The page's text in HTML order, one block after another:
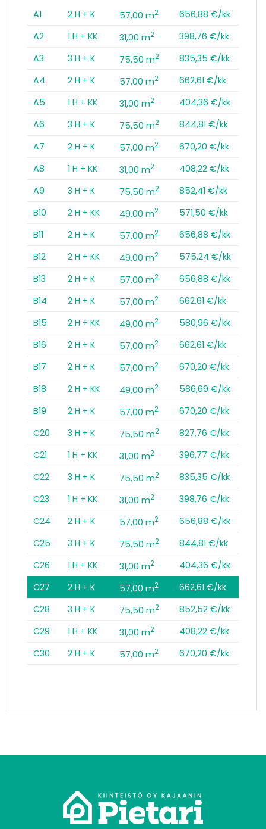
A1 2 H + K 57,00 m2
656,88 €/kk
A2
1 H + KK 31,00 m2
398,76 €/kk
A3
3 H + K 75,50 m2
835,35 €/kk
A4
2 H + K 57,00 m2
662,61 €/kk
A5
1 H + KK 31,00 m2
404,36 €/kk
A6
3 H + K 75,50 m2
844,81 €/kk
A7
2 H + K 57,00 m2
670,20 €/kk
A8
1 H + KK 31,00 m2
408,22 €/kk
A9
3 H + K 75,50 m2
852,41 €/kk
B10
2 H + KK 49,00 m2
571,50 €/kk
B11
2 H + K 57,00 m2
656,88 €/kk
B12
2 H + KK 49,00 m2
575,24 €/kk
B13
2 H + K 57,00 m2
656,88 €/kk
B14
2 H + K 57,00 m2
662,61 €/kk
B15
2 H + KK 49,00 m2
580,96 €/kk
B16
2 H + K 57,00 m2
662,61 €/kk
B17
2 H + K 57,00 m2
670,20 €/kk
B18
2 H + KK 49,00 m2
586,69 €/kk
B19
2 H + K 57,00 m2
670,20 €/kk
C20
3 H + K 75,50 m2
827,76 €/kk
C21
1 H + KK 31,00 m2
396,77 €/kk
C22
3 H + K 75,50 m2
835,35 €/kk
C23
1 H + KK 31,00 m2
398,76 €/kk
C24
2 H + K 57,00 m2
656,88 €/kk
C25
3 H + K 75,50 m2
844,81 €/kk
C26
1 H + KK 31,00 m2
404,36 €/kk
C27
2 H + K 57,00 m2
662,61 €/kk
C28
3 H + K 75,50 m2
852,52 €/kk
C29
1 H + KK 31,00 m2
408,22 €/kk
C30
2 H + K 57,00 m2 670,20 €/kk